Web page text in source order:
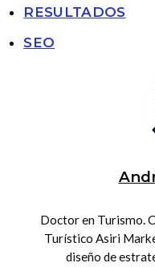
RESULTADOS
SEO
Doctor en Turismo.
Turístico Asiri
diseño de